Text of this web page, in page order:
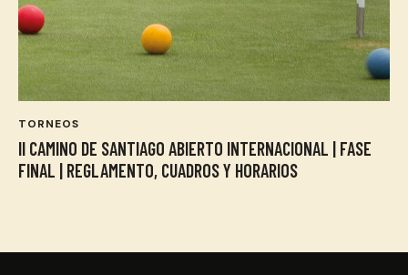
TORNEOS
II CAMINO DE SANTIAGO ABIERTO INTERNACIONAL | FASE
FINAL | REGLAMENTO, CUADROS Y HORARIOS